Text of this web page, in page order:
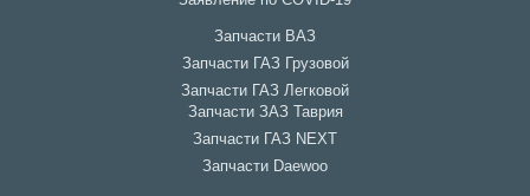
Запчасти ВАЗ
Запчасти ГАЗ Грузовой
Запчасти ГАЗ Легковой
Запчасти ЗАЗ Таврия
Запчасти ГАЗ NEXT
Запчасти Daewoo